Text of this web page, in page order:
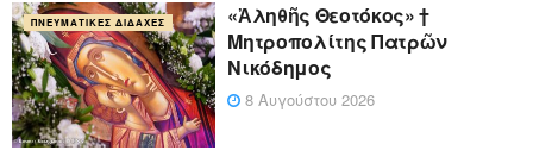
ΠΝΕΥΜΑΤΙΚΈΣ ΔΙΔΑΧΈΣ
«Ἀληθῆς Θεοτόκος» †
Μητροπολίτης Πατρῶν
Νικόδημος
8 Αυγούστου 2026